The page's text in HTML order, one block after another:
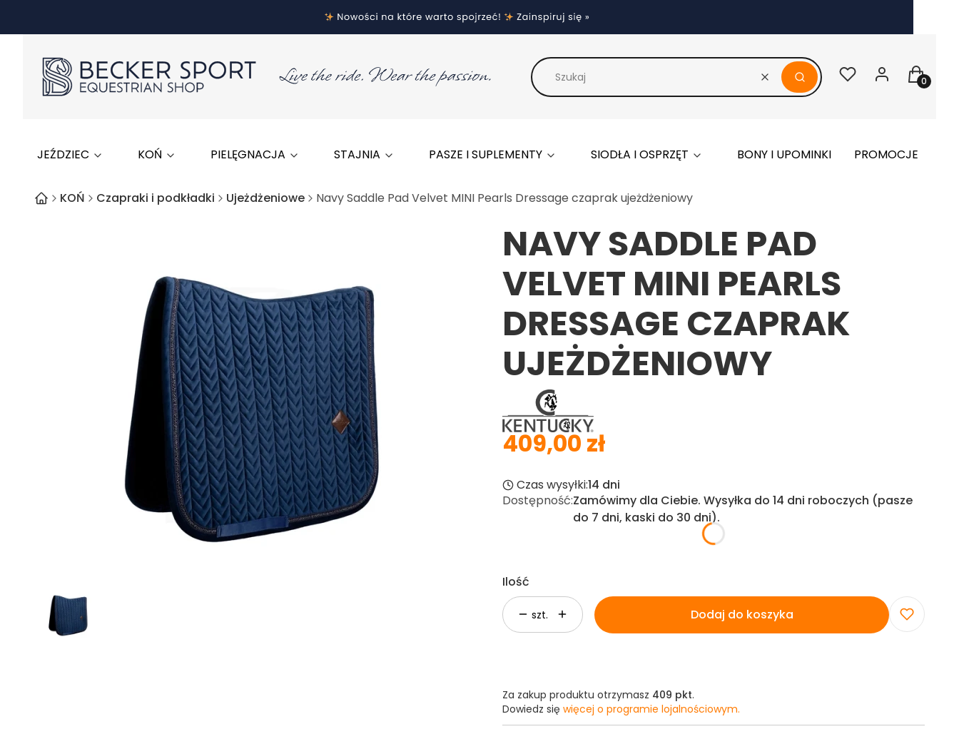
WyczyśćSzukaj
UlubioneZaloguj sięKoszyk
JEŹDZIEC KOŃ PIELĘGNACJA STAJNIA PASZE I SUPLEMENTY SIODŁA I OSPRZĘT BONY I UPOMINKI PROMOCJE
KOŃ Czapraki i podkładki Ujeżdżeniowe Navy Saddle Pad Velvet MINI Pearls Dressage czaprak ujeżdżeniowy
NAVY SADDLE PAD
VELVET MINI PEARLS
DRESSAGE CZAPRAK
UJEŻDŻENIOWY
Cena
409,00 zł
Czas wysyłki:14 dni
Dostępność:Zamówimy dla Ciebie. Wysyłka do 14 dni roboczych (pasze
do 7 dni, kaski do 30 dni).
Ilość
szt. Dodaj do koszyka
Za zakup produktu otrzymasz 409 pkt.
Dowiedz się więcej o programie lojalnościowym.